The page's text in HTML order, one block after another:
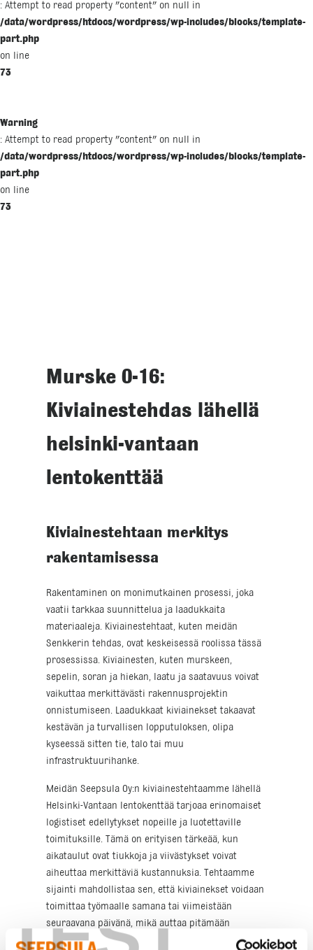
: Attempt to read property "content" on null in
/data/wordpress/htdocs/wordpress/wp-includes/blocks/template-
part.php
on line
73
Warning
: Attempt to read property "content" on null in
/data/wordpress/htdocs/wordpress/wp-includes/blocks/template-
part.php
on line
73
Murske 0-16:
Kiviainestehdas lähellä
helsinki-vantaan
lentokenttää
Kiviainestehtaan merkitys
rakentamisessa
Rakentaminen on monimutkainen prosessi, joka
vaatii tarkkaa suunnittelua ja laadukkaita
materiaaleja. Kiviainestehtaat, kuten meidän
Senkkerin tehdas, ovat keskeisessä roolissa tässä
prosessissa. Kiviainesten, kuten murskeen,
sepelin, soran ja hiekan, laatu ja saatavuus voivat
vaikuttaa merkittävästi rakennusprojektin
onnistumiseen. Laadukkaat kiviainekset takaavat
kestävän ja turvallisen lopputuloksen, olipa
kyseessä sitten tie, talo tai muu
infrastruktuurihanke.
Meidän Seepsula Oy:n kiviainestehtaamme lähellä
Helsinki-Vantaan lentokenttää tarjoaa erinomaiset
logistiset edellytykset nopeille ja luotettaville
toimituksille. Tämä on erityisen tärkeää, kun
aikataulut ovat tiukkoja ja viivästykset voivat
aiheuttaa merkittäviä kustannuksia. Tehtaamme
sijainti mahdollistaa sen, että kiviainekset voidaan
toimittaa työmaalle samana tai viimeistään
seuraavana päivänä, mikä auttaa pitämään
projektit aikataulussa.